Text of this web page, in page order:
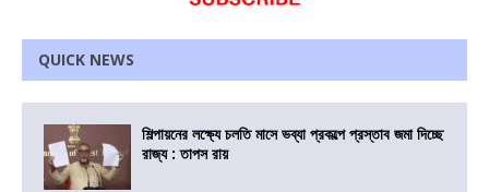
QUICK NEWS
শিল্পায়নের লক্ষ্যে চলতি মাসে ভব্যা প্রকল্পে প্রস্তাব জমা দিচ্ছে
রাজ্য : তাপস রায়